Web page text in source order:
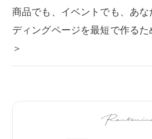
商品でも、イベントでも、あ
ディングページを最短で作るた
＞